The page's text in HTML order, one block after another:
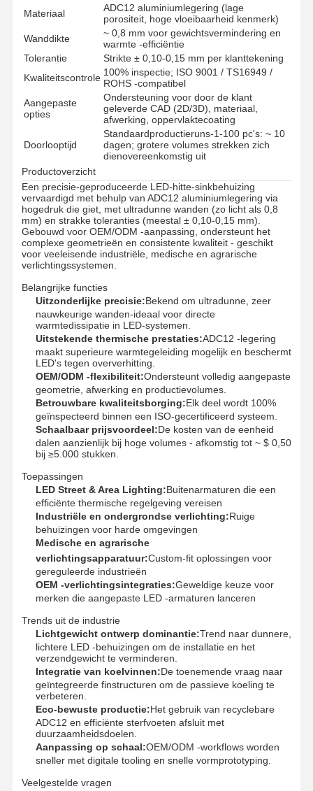
Thuis Producten Video's
Fabriekstour Kwaliteitscont
Neem
Contact Met
Ons Op
Nieuws
Materiaal
ADC12 aluminiumlegering (lage
porositeit, hoge vloeibaarheid kenmerk)
Wanddikte
~ 0,8 mm voor gewichtsvermindering en
warmte -efficiëntie
Tolerantie
Strikte ± 0,10-0,15 mm per klanttekening
Kwaliteitscontrole 100% inspectie; ISO 9001 / TS16949 /
ROHS -compatibel
Aangepaste
opties
Ondersteuning voor door de klant
geleverde CAD (2D/3D), materiaal,
afwerking, oppervlaktecoating
Doorlooptijd
Standaardproductieruns-1-100 pc's: ~ 10
dagen; grotere volumes strekken zich
dienovereenkomstig uit
Productoverzicht
Een precisie-geproduceerde LED-hitte-sinkbehuizing
vervaardigd met behulp van ADC12 aluminiumlegering via
hogedruk die giet, met ultradunne wanden (zo licht als 0,8
mm) en strakke toleranties (meestal ± 0,10-0,15 mm).
Gebouwd voor OEM/ODM -aanpassing, ondersteunt het
complexe geometrieën en consistente kwaliteit - geschikt
voor veeleisende industriële, medische en agrarische
verlichtingssystemen.
Belangrijke functies
Uitzonderlijke precisie:Bekend om ultradunne, zeer
nauwkeurige wanden-ideaal voor directe
warmtedissipatie in LED-systemen.
Uitstekende thermische prestaties:ADC12 -legering
maakt superieure warmtegeleiding mogelijk en beschermt
LED's tegen oververhitting.
OEM/ODM -flexibiliteit:Ondersteunt volledig aangepaste
geometrie, afwerking en productievolumes.
Betrouwbare kwaliteitsborging:Elk deel wordt 100%
geïnspecteerd binnen een ISO-gecertificeerd systeem.
Schaalbaar prijsvoordeel:De kosten van de eenheid
dalen aanzienlijk bij hoge volumes - afkomstig tot ~ $ 0,50
bij ≥5.000 stukken.
Toepassingen
LED Street & Area Lighting:Buitenarmaturen die een
efficiënte thermische regelgeving vereisen
Industriële en ondergrondse verlichting:Ruige
behuizingen voor harde omgevingen
Medische en agrarische
verlichtingsapparatuur:Custom-fit oplossingen voor
gereguleerde industrieën
OEM -verlichtingsintegraties:Geweldige keuze voor
merken die aangepaste LED -armaturen lanceren
Trends uit de industrie
Lichtgewicht ontwerp dominantie:Trend naar dunnere,
lichtere LED -behuizingen om de installatie en het
verzendgewicht te verminderen.
Integratie van koelvinnen:De toenemende vraag naar
geïntegreerde finstructuren om de passieve koeling te
verbeteren.
Eco-bewuste productie:Het gebruik van recyclebare
ADC12 en efficiënte sterfvoeten afsluit met
duurzaamheidsdoelen.
Aanpassing op schaal:OEM/ODM -workflows worden
sneller met digitale tooling en snelle vormprototyping.
Veelgestelde vragen